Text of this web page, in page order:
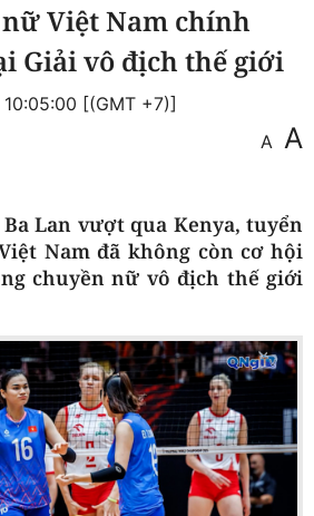
Việt Nam chính
Giải vô địch thế giới
[(GMT +7)]
A A
Ba Lan vượt qua Kenya, tuyển
Nam đã không còn cơ hội
chuyền nữ vô địch thế giới